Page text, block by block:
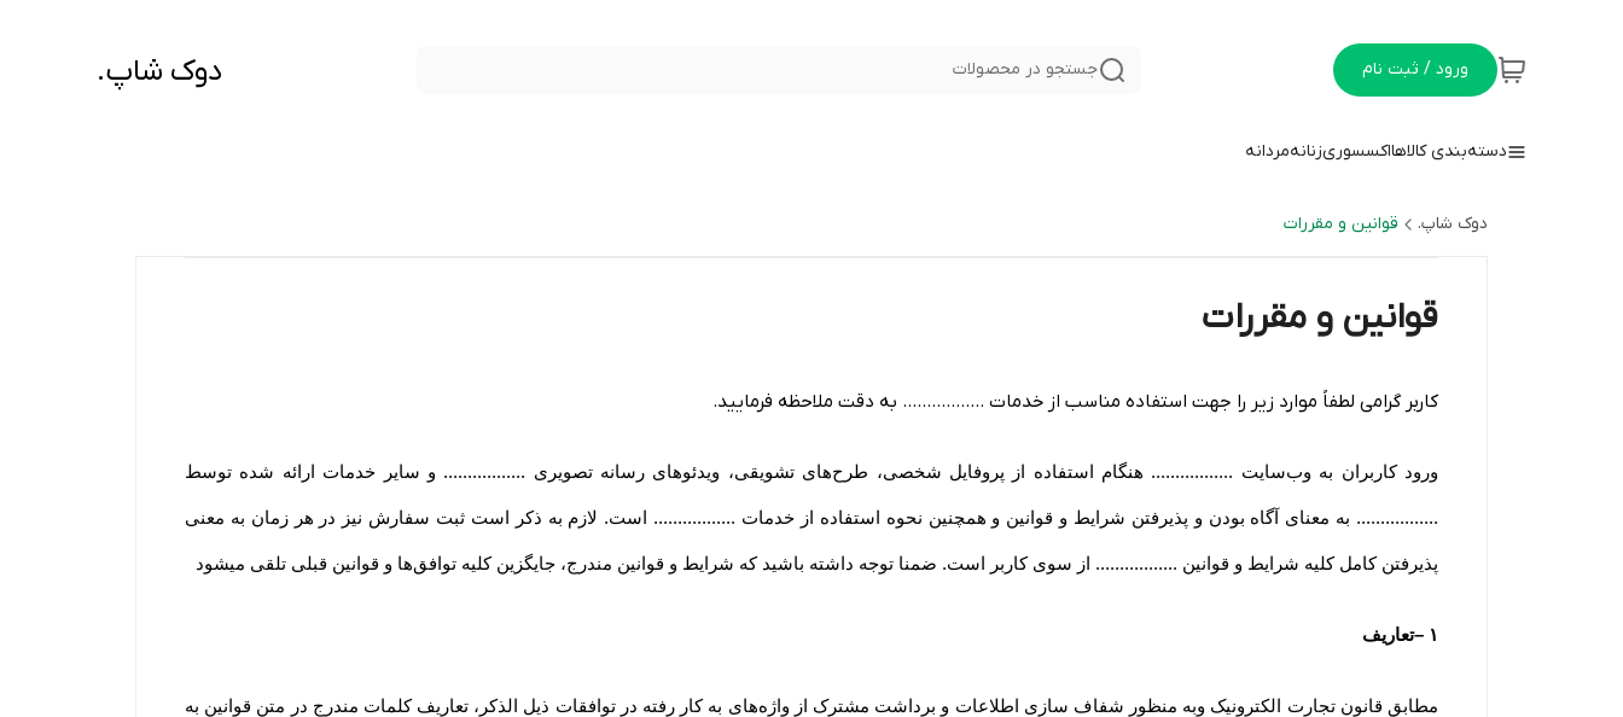
ورود / ثبت نام جستجو در محصولات دوک شاپ.
دسته‌بندی کالاهااکسسوریزنانهمردانه
دوک شاپ. قوانین و مقررات
قوانین و مقررات
کاربر گرامی لطفاً موارد زیر را جهت استفاده مناسب از خدمات ................. به دقت ملاحظه فرمایید.
ورود کاربران به وب‏‌سایت ................. هنگام استفاده از پروفایل شخصی، طرح‏‌های تشویقی، ویدئوهای رسانه تصویری ................. و سایر خدمات ارائه شده توسط
................. به معنای آگاه بودن و پذیرفتن شرایط و قوانین و همچنین نحوه استفاده از خدمات ................. است. لازم به ذکر است ثبت سفارش نیز در هر زمان به معنی
پذیرفتن کامل کلیه شرایط و قوانین ................. از سوی کاربر است. ضمنا توجه داشته باشید که شرایط و قوانین مندرج، جایگزین کلیه توافق‏‌ها و قوانین قبلی تلقی میشود
۱ –تعاریف
مطابق قانون تجارت الکترونیک وبه منظور شفاف سازی اطلاعات و برداشت مشترک از واژه‌های به کار رفته در توافقات ذیل الذکر، تعاریف کلمات مندرج در متن قوانین به